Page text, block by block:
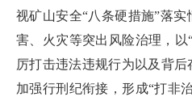
视矿山安全“八条硬措施”落
害、火灾等突出风险治理，
厉打击违法违规行为以及背后
加强行刑纪衔接，形成“打非